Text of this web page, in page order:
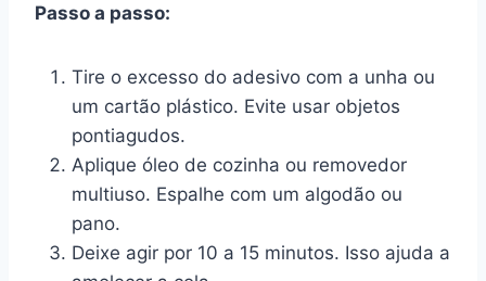
Passo a passo:
Tire o excesso do adesivo com a unha ou
um cartão plástico. Evite usar objetos
pontiagudos.
Aplique óleo de cozinha ou removedor
multiuso. Espalhe com um algodão ou
pano.
Deixe agir por 10 a 15 minutos. Isso ajuda a